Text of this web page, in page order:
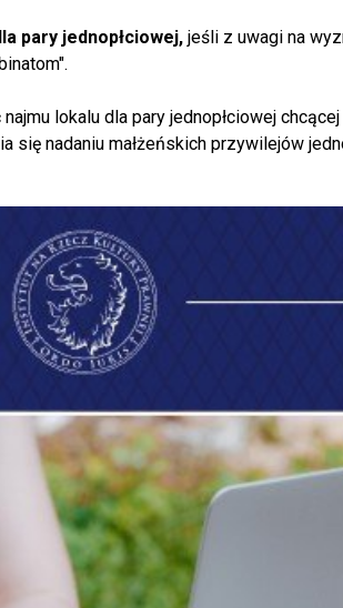
pary jednopłciowej, jeśli z uwagi na
lokalu dla pary jednopłciowej
nadaniu małżeńskich przywilejów